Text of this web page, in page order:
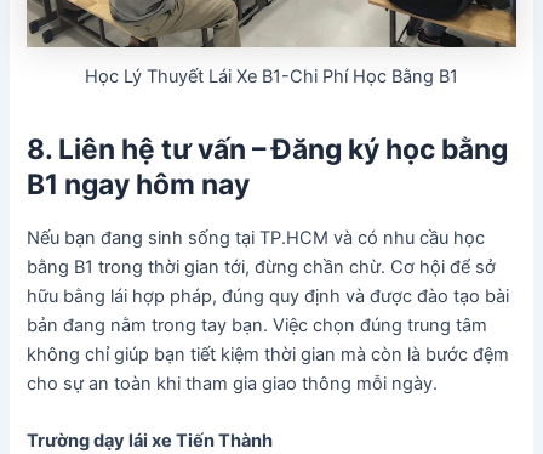
Học Lý Thuyết Lái Xe B1-Chi Phí Học Bằng B1
8. Liên hệ tư vấn – Đăng ký học bằng
B1 ngay hôm nay
Nếu bạn đang sinh sống tại TP.HCM và có nhu cầu học
bằng B1 trong thời gian tới, đừng chần chừ. Cơ hội để sở
hữu bằng lái hợp pháp, đúng quy định và được đào tạo bài
bản đang nằm trong tay bạn. Việc chọn đúng trung tâm
không chỉ giúp bạn tiết kiệm thời gian mà còn là bước đệm
cho sự an toàn khi tham gia giao thông mỗi ngày.
Trường dạy lái xe Tiến Thành